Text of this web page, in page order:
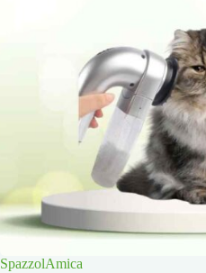
SpazzolAmica